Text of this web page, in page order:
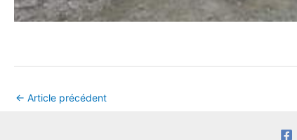
← Article précédent